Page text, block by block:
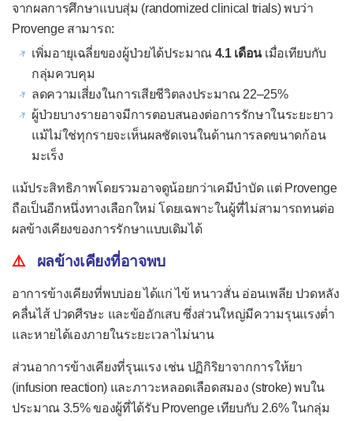
จากผลการศึกษาแบบสุ่ม (randomized clinical trials) พบว่า
Provenge สามารถ:
เพิ่มอายุเฉลี่ยของผู้ป่วยได้ประมาณ 4.1 เดือนเมื่อเทียบกับ
กลุ่มควบคุม
ลดความเสี่ยงในการเสียชีวิตลงประมาณ 22–25%
ผู้ป่วยบางรายอาจมีการตอบสนองต่อการรักษาในระยะยาว
แม้ไม่ใช่ทุกรายจะเห็นผลชัดเจนในด้านการลดขนาดก้อน
มะเร็ง
แม้ประสิทธิภาพโดยรวมอาจดูน้อยกว่าเคมีบำบัด แต่ Provenge
ถือเป็นอีกหนึ่งทางเลือกใหม่ โดยเฉพาะในผู้ที่ไม่สามารถทนต่อ
ผลข้างเคียงของการรักษาแบบเดิมได้
⚠️ ผลข้างเคียงที่อาจพบ
อาการข้างเคียงที่พบบ่อย ได้แก่ ไข้ หนาวสั่น อ่อนเพลีย ปวดหลัง
คลื่นไส้ ปวดศีรษะ และข้ออักเสบ ซึ่งส่วนใหญ่มีความรุนแรงต่ำ
และหายได้เองภายในระยะเวลาไม่นาน
ส่วนอาการข้างเคียงที่รุนแรง เช่น ปฏิกิริยาจากการให้ยา
(infusion reaction) และภาวะหลอดเลือดสมอง (stroke) พบใน
ประมาณ 3.5% ของผู้ที่ได้รับ Provenge เทียบกับ 2.6% ในกลุ่ม